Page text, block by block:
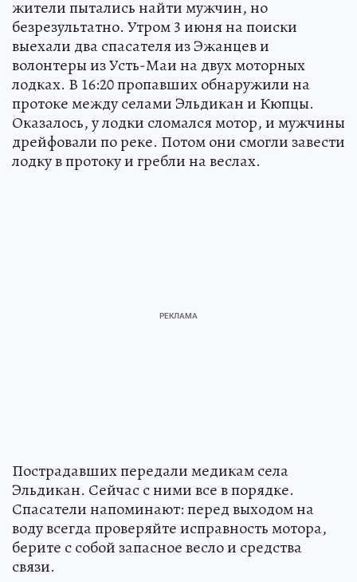
жители пытались найти мужчин, но
безрезультатно. Утром 3 июня на поиски
выехали два спасателя из Эжанцев и
волонтеры из Усть-Маи на двух моторных
лодках. В 16:20 пропавших обнаружили на
протоке между селами Эльдикан и Кюпцы.
Оказалось, у лодки сломался мотор, и мужчины
дрейфовали по реке. Потом они смогли завести
лодку в протоку и гребли на веслах.
Пострадавших передали медикам села
Эльдикан. Сейчас с ними все в порядке.
Спасатели напоминают: перед выходом на
воду всегда проверяйте исправность мотора,
берите с собой запасное весло и средства
связи.